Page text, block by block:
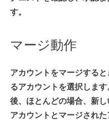
す。
マージ動作
アカウントをマージする
るアカウントを選択しま
後、ほとんどの場合、新
アカウントとマージされ